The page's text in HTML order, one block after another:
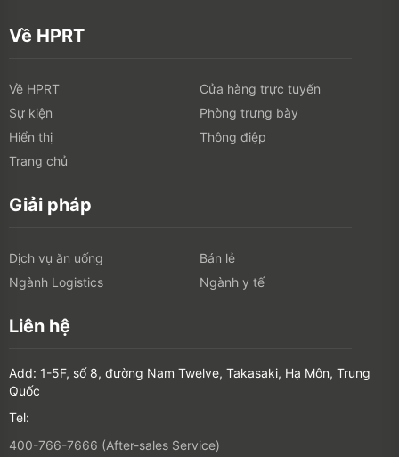
Về HPRT
Về HPRT
Cửa hàng trực tuyến
Sự kiện
Phòng trưng bày
Hiển thị
Thông điệp
Trang chủ
Giải pháp
Dịch vụ ăn uống
Bán lẻ
Ngành Logistics
Ngành y tế
Liên hệ
Add: 1-5F, số 8, đường Nam Twelve, Takasaki, Hạ Môn, Trung
Quốc
Tel:
400-766-7666 (After-sales Service)